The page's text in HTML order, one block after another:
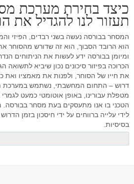
כיצד בחירת מערכת
תעזור לנו להגדיל את
המסחר בבורסה נעשה בשני רבדים, הפיזי
הוא הרובד הסבוך, הוא זה שדורש מהסוחר
ומיומן בבורסה ידע לעשות את הניתוחים
הכרוכה בפיזור סיכונים נכון שיביא
את חייו של הסוחר, ולפנות את מאמציו ואת
דרוש – התחום המחשבתי, נשתמש
מטפלת עבורינו, באופן אוטומטי כמעט
הטכני בו אנו מתעסקים בעת מסחר בבורסה.
לידי עלייה ברווחים על ידי חיסכון בזמן
בסיסיות.